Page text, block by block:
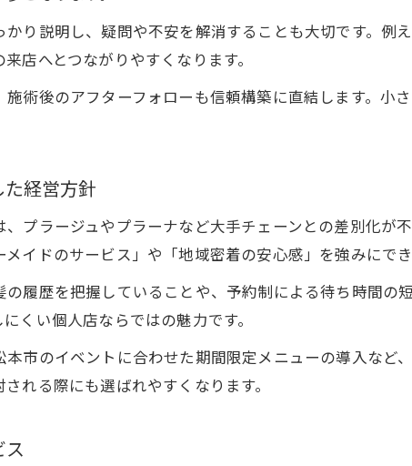
株式会社ハマ プラーナの事例から学ぶ開業成功例
顧客満足度を高める経営戦略に注目
個人美容室が実践する顧客満足度向上の秘訣
口コミが広がる個人美容室の接客スタイルとは
プラージュやプラーナとの違いで差別化を図る
り説明し、疑問や不安を解消することも大切です。例
店へとつながりやすくなります。
術後のアフターフォローも信頼構築に直結します。小
経営方針
プラージュやプラーナなど大手チェーンとの差別化が
イドのサービス」や「地域密着の安心感」を強みにでき
履歴を把握していることや、予約制による待ち時間の
くい個人店ならではの魅力です。
市のイベントに合わせた期間限定メニューの導入など
れる際にも選ばれやすくなります。